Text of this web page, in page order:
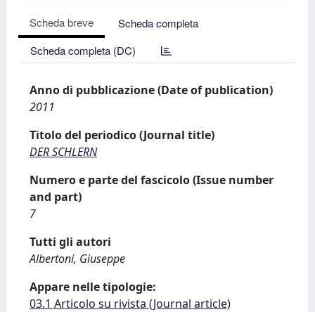
Scheda breve
Scheda completa
Scheda completa (DC)
Anno di pubblicazione (Date of publication)
2011
Titolo del periodico (Journal title)
DER SCHLERN
Numero e parte del fascicolo (Issue number
and part)
7
Tutti gli autori
Albertoni, Giuseppe
Appare nelle tipologie:
03.1 Articolo su rivista (Journal article)